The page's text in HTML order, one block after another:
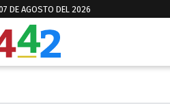
DE AGOSTO DEL 2026